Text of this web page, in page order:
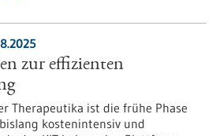
zur effizienten
Therapeutika ist die frühe Phase
kostenintensiv und